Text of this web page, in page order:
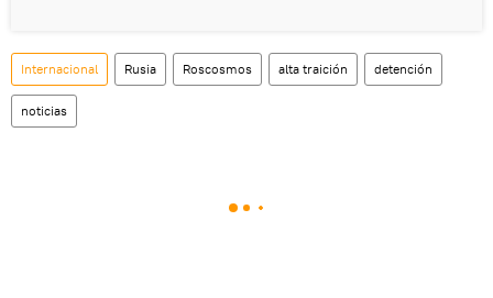
Internacional Rusia Roscosmos alta traición detención
noticias